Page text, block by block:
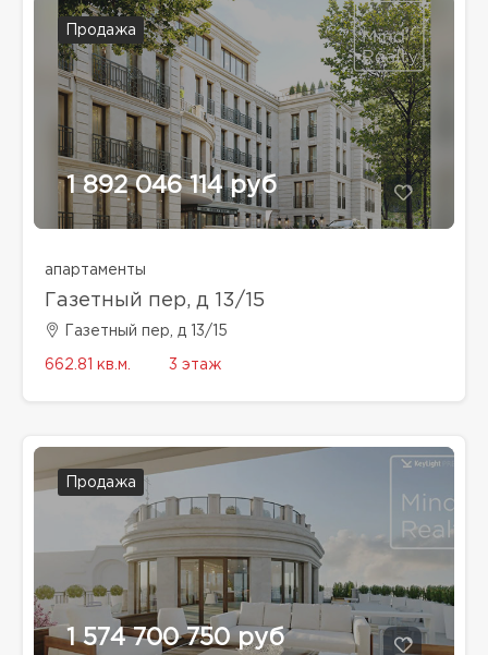
Продажа
1 892 046 114 руб
апартаменты
Газетный пер, д 13/15
Газетный пер, д 13/15
662.81 кв.м. 3 этаж
Продажа
1 574 700 750 руб